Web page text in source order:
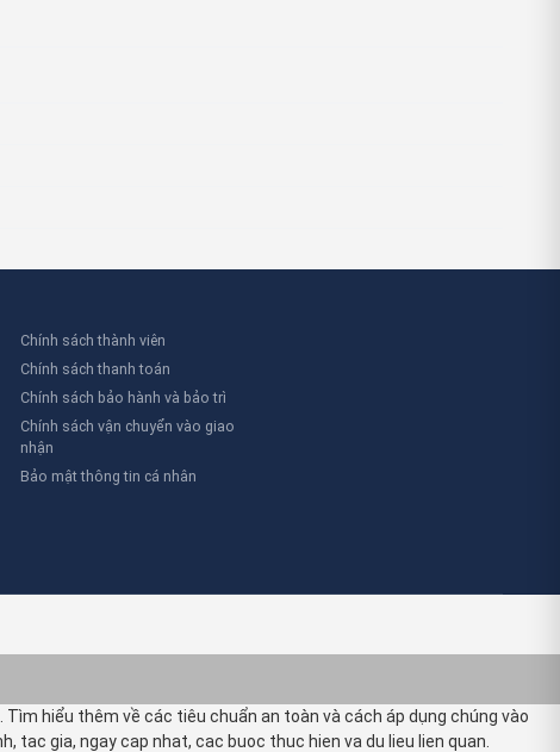
Chính sách thành viên
Chính sách thanh toán
Chính sách bảo hành và bảo trì
Chính sách vận chuyển vào giao
nhận
Bảo mật thông tin cá nhân
hiểu thêm về các tiêu chuẩn an toàn và cách áp dụng chúng vào
tac gia, ngay cap nhat, cac buoc thuc hien va du lieu lien quan.